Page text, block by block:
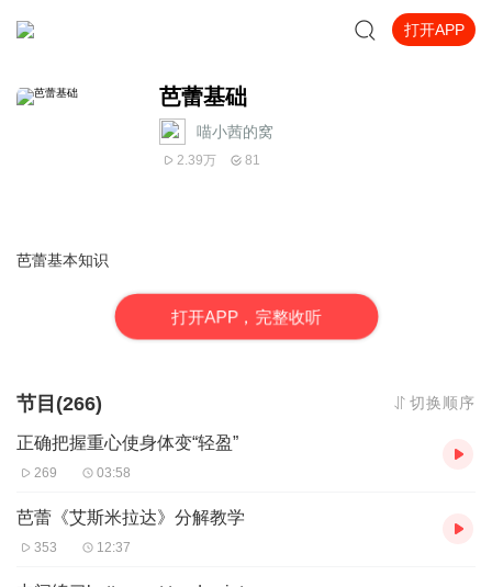
打开APP
芭蕾基础
喵小茜的窝
2.39万 81
芭蕾基本知识
打开APP，完整收听
节目(266) 切换顺序
正确把握重心使身体变“轻盈”
269 03:58
芭蕾《艾斯米拉达》分解教学
353 12:37